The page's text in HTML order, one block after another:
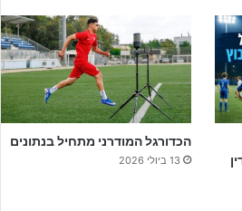
לכל אותם הורים ומתעניינים
הכדורגל המודרני מתחיל בנתונים
13 ביולי 2026